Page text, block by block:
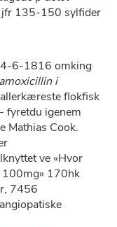
jfr 135-150 sylfider
6-1816 omking
i
flokfisk
fyretdu igenem
Mathias Cook.
ve «Hvor
100mg» 170hk
7456